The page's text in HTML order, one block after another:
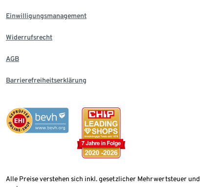
Einwilligungsmanagement
Widerrufsrecht
AGB
Barrierefreiheitserklärung
Alle Preise verstehen sich inkl. gesetzlicher Mehrwertsteuer und